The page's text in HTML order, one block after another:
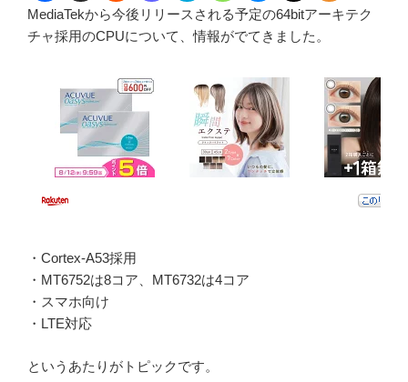
MediaTekから今後リリースされる予定の64bitアーキテク
チャ採用のCPUについて、情報がでてきました。
・Cortex-A53採用
・MT6752は8コア、MT6732は4コア
・スマホ向け
・LTE対応
というあたりがトピックです。